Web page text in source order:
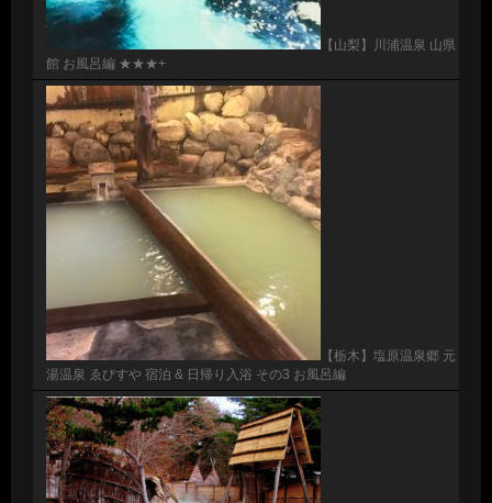
【山梨】川浦温泉 山県
館 お風呂編 ★★★+
【栃木】塩原温泉郷 元
湯温泉 ゑびすや 宿泊 & 日帰り入浴 その3 お風呂編